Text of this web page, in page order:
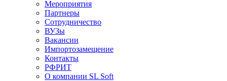
Мероприятия
Партнеры
Сотрудничество
ВУЗы
Вакансии
Импортозамещение
Контакты
РФРИТ
О компании SL Soft